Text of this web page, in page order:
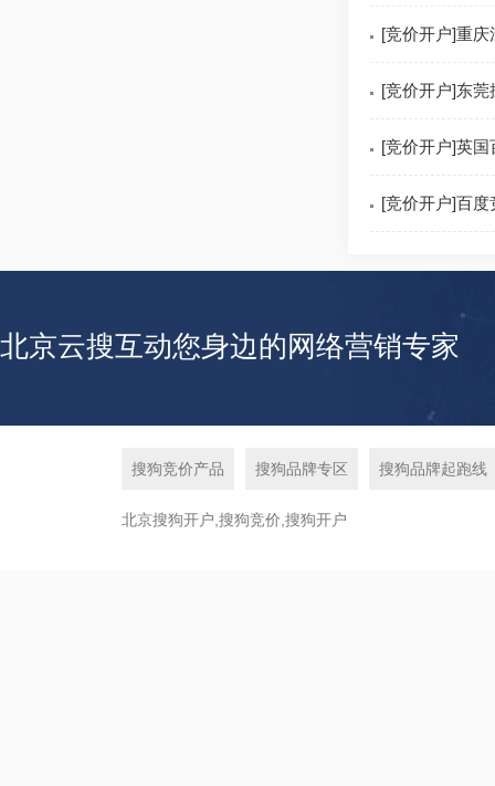
[竞价开户]重
[竞价开户]东
[竞价开户]英
[竞价开户]百
北京云搜互动您身边的网络营销专家
搜狗竞价产品 搜狗品牌专区 搜狗品牌起跑线
北京搜狗开户,搜狗竞价,搜狗开户